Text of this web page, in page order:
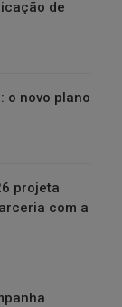
de
o novo plano
projeta
com a